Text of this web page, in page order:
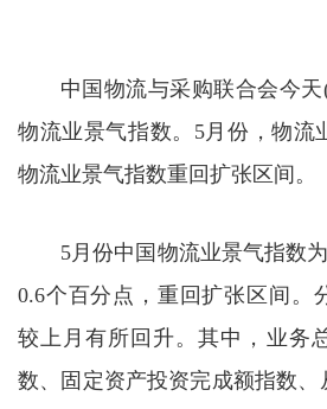
中国物流与采购联合会今
物流业景气指数。5月份，物流
物流业景气指数重回扩张区间。
5月份中国物流业景气指数
0.6个百分点，重回扩张区间。
较上月有所回升。其中，业务
数、固定资产投资完成额指数、